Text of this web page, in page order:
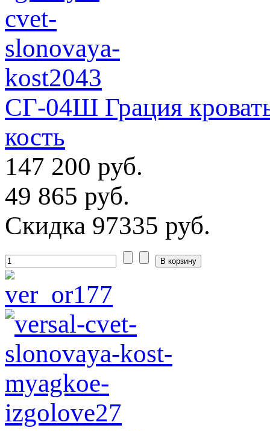
СГ-04Ш Грация
кость
147 200 руб.
49 865 руб.
Скидка 97335 руб.